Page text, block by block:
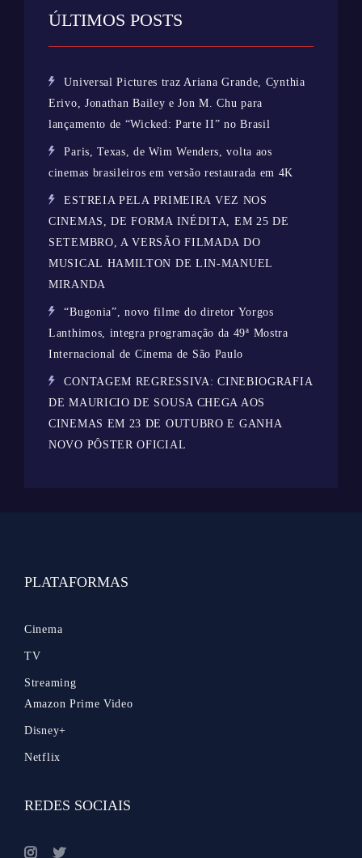
ÚLTIMOS POSTS
Universal Pictures traz Ariana Grande, Cynthia
Erivo, Jonathan Bailey e Jon M. Chu para
lançamento de “Wicked: Parte II” no Brasil
Paris, Texas, de Wim Wenders, volta aos
cinemas brasileiros em versão restaurada em 4K
ESTREIA PELA PRIMEIRA VEZ NOS
CINEMAS, DE FORMA INÉDITA, EM 25 DE
SETEMBRO, A VERSÃO FILMADA DO
MUSICAL HAMILTON DE LIN-MANUEL
MIRANDA
“Bugonia”, novo filme do diretor Yorgos
Lanthimos, integra programação da 49ª Mostra
Internacional de Cinema de São Paulo
CONTAGEM REGRESSIVA: CINEBIOGRAFIA
DE MAURICIO DE SOUSA CHEGA AOS
CINEMAS EM 23 DE OUTUBRO E GANHA
NOVO PÔSTER OFICIAL
PLATAFORMAS
Cinema
TV
Streaming
Amazon Prime Video
Disney+
Netflix
REDES SOCIAIS